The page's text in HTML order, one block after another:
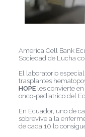
America Cell Bank
Sociedad de Lucha
El laboratorio
trasplantes
HOPEles convierte
onco-pediatrico del
En Ecuador, uno de
sobrevive a la
de cada 10 lo